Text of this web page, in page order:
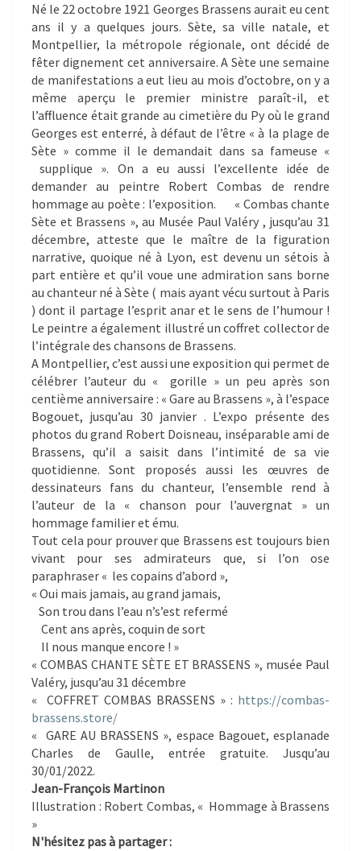
Né le 22 octobre 1921 Georges Brassens aurait eu cent
ans il y a quelques jours. Sète, sa ville natale, et
Montpellier, la métropole régionale, ont décidé de
fêter dignement cet anniversaire. A Sète une semaine
de manifestations a eut lieu au mois d’octobre, on y a
même aperçu le premier ministre paraît-il, et
l’affluence était grande au cimetière du Py où le grand
Georges est enterré, à défaut de l’être « à la plage de
Sète » comme il le demandait dans sa fameuse «
supplique ». On a eu aussi l’excellente idée de
demander au peintre Robert Combas de rendre
hommage au poète : l’exposition. « Combas chante
Sète et Brassens », au Musée Paul Valéry , jusqu’au 31
décembre, atteste que le maître de la figuration
narrative, quoique né à Lyon, est devenu un sétois à
part entière et qu’il voue une admiration sans borne
au chanteur né à Sète ( mais ayant vécu surtout à Paris
) dont il partage l’esprit anar et le sens de l’humour !
Le peintre a également illustré un coffret collector de
l’intégrale des chansons de Brassens.
A Montpellier, c’est aussi une exposition qui permet de
célébrer l’auteur du « gorille » un peu après son
centième anniversaire : « Gare au Brassens », à l’espace
Bogouet, jusqu’au 30 janvier . L’expo présente des
photos du grand Robert Doisneau, inséparable ami de
Brassens, qu’il a saisit dans l’intimité de sa vie
quotidienne. Sont proposés aussi les œuvres de
dessinateurs fans du chanteur, l’ensemble rend à
l’auteur de la « chanson pour l’auvergnat » un
hommage familier et ému.
Tout cela pour prouver que Brassens est toujours bien
vivant pour ses admirateurs que, si l’on ose
paraphraser « les copains d’abord »,
« Oui mais jamais, au grand jamais,
Son trou dans l’eau n’s’est refermé
Cent ans après, coquin de sort
Il nous manque encore ! »
« COMBAS CHANTE SÈTE ET BRASSENS », musée Paul
Valéry, jusqu’au 31 décembre
« COFFRET COMBAS BRASSENS » : https://combas-
brassens.store/
« GARE AU BRASSENS », espace Bagouet, esplanade
Charles de Gaulle, entrée gratuite. Jusqu’au
30/01/2022.
Jean-François Martinon
Illustration : Robert Combas, « Hommage à Brassens
»
N'hésitez pas à partager :